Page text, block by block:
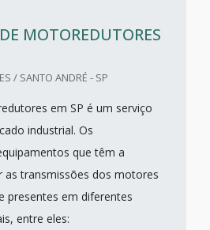
MOTOREDUTORES
/ SANTO ANDRÉ - SP
em SP é um serviço
industrial. Os
que têm a
as transmissões dos motores
presentes em diferentes
entre eles: